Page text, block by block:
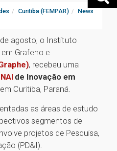
Curitiba (FEMPAR) News
agosto, o Instituto
Grafeno e
, recebeu uma
de Inovação em
Curitiba, Paraná.
as áreas de estudo
segmentos de
projetos de Pesquisa,
(PD&I).